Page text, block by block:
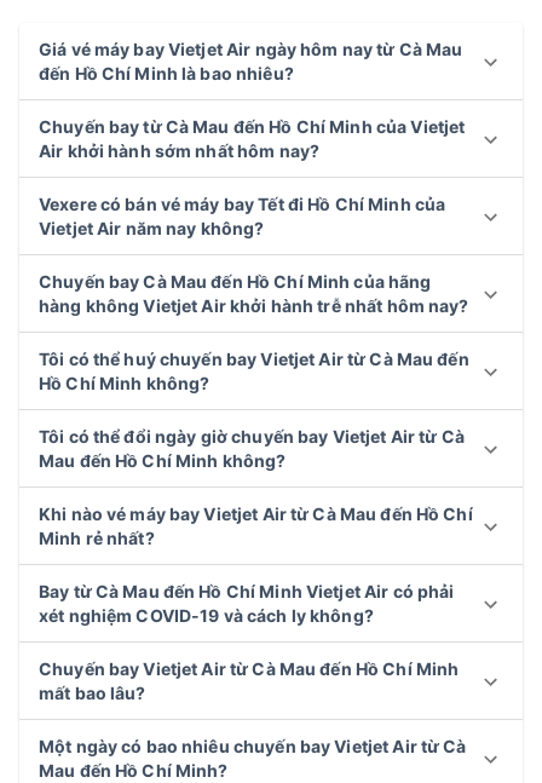
Giá vé máy bay Vietjet Air ngày hôm nay từ Cà Mau
đến Hồ Chí Minh là bao nhiêu?
Chuyến bay từ Cà Mau đến Hồ Chí Minh của Vietjet
Air khởi hành sớm nhất hôm nay?
Vexere có bán vé máy bay Tết đi Hồ Chí Minh của
Vietjet Air năm nay không?
Chuyến bay Cà Mau đến Hồ Chí Minh của hãng
hàng không Vietjet Air khởi hành trễ nhất hôm nay?
Tôi có thể huý chuyến bay Vietjet Air từ Cà Mau đến
Hồ Chí Minh không?
Tôi có thể đổi ngày giờ chuyến bay Vietjet Air từ Cà
Mau đến Hồ Chí Minh không?
Khi nào vé máy bay Vietjet Air từ Cà Mau đến Hồ Chí
Minh rẻ nhất?
Bay từ Cà Mau đến Hồ Chí Minh Vietjet Air có phải
xét nghiệm COVID-19 và cách ly không?
Chuyến bay Vietjet Air từ Cà Mau đến Hồ Chí Minh
mất bao lâu?
Một ngày có bao nhiêu chuyến bay Vietjet Air từ Cà
Mau đến Hồ Chí Minh?